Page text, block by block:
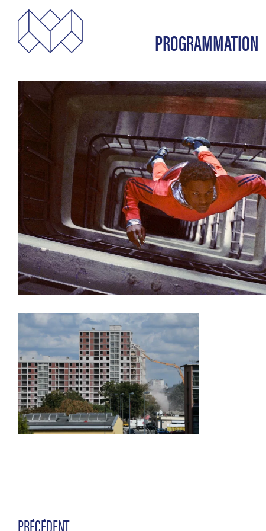
PROGRAMMATION
PRÉCÉDENT